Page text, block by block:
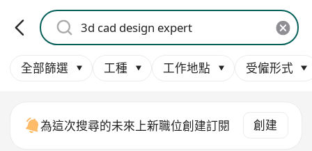
全部篩選 工種 工作地點 受僱形式
為這次搜尋的未來上新職位創建訂閱 創建